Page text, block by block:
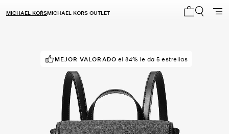
MICHAEL KORSMICHAEL KORS OUTLET
MEJOR VALORADO el 84% le da 5 estrellas